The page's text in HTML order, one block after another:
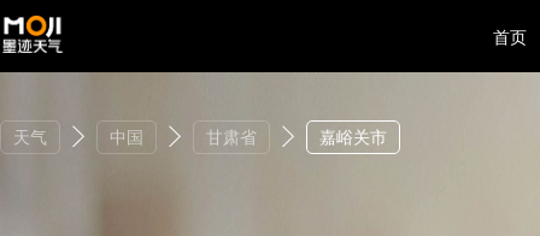
首页
天气 中国 甘肃省 嘉峪关市